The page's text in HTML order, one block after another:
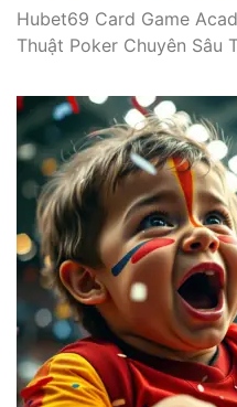
Hubet69 Card Game
Thuật Poker Chuyên Sâu